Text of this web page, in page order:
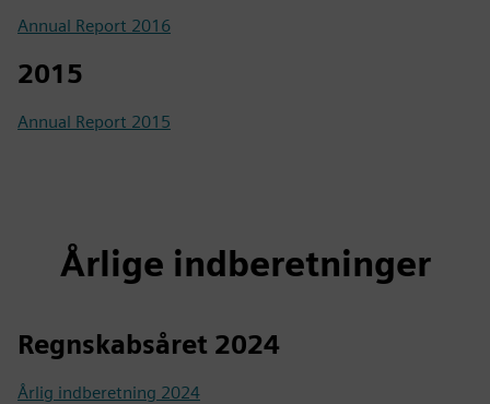
Annual Report 2016
2015
Annual Report 2015
Årlige indberetninger
Regnskabsåret 2024
Årlig indberetning 2024